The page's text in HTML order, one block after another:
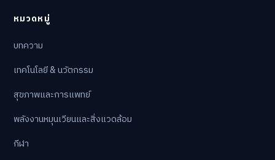
หมวดหมู่
บทความ
เทคโนโลยี & นวัตกรรม
สุขภาพและการแพทย์
พลังงานหมุนเวียนและสิ่งแวดล้อม
กีฬา